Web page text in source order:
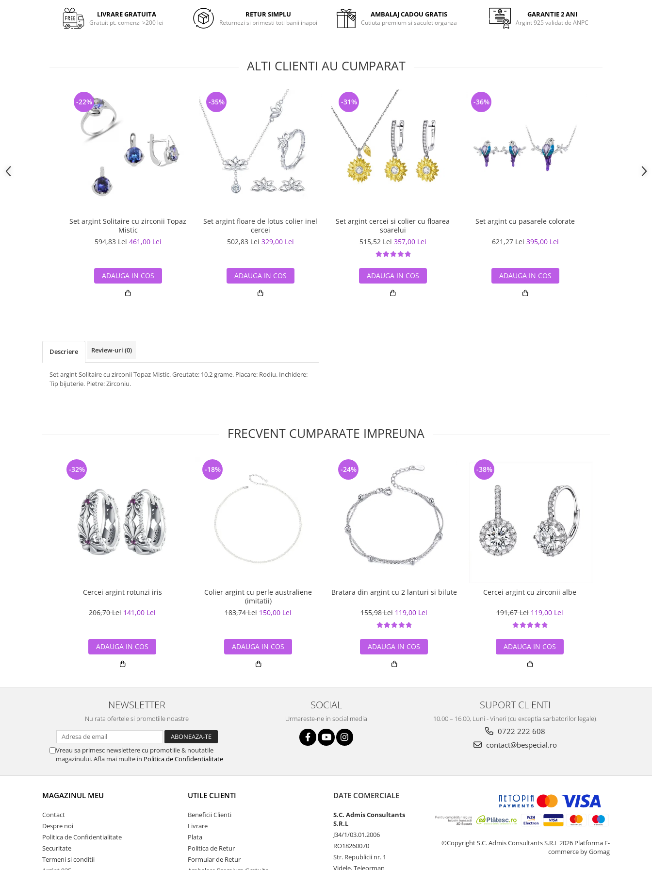
LIVRARE GRATUITA
Gratuit pt. comenzi >200 lei
RETUR SIMPLU
Returnezi si primesti toti banii inapoi
AMBALAJ CADOU GRATIS
Cutiuta premium si saculet organza
GARANTIE 2 ANI
Argint 925 validat de ANPC
ALTI CLIENTI AU CUMPARAT
Set argint Solitaire cu zirconii Topaz
Mistic
594,83 Lei 461,00 Lei
-22%
ADAUGA IN COS
Set argint floare de lotus colier inel
cercei
502,83 Lei 329,00 Lei
-35%
ADAUGA IN COS
Set argint cercei si colier cu floarea
soarelui
515,52 Lei 357,00 Lei
-31%
ADAUGA IN COS
Set argint cu pasarele colorate
621,27 Lei 395,00 Lei
-36%
ADAUGA IN COS
Descriere Review-uri (0)
Set argint Solitaire cu zirconii Topaz Mistic. Greutate: 10,2 grame. Placare: Rodiu. Inchidere:
Tip bijuterie. Pietre: Zirconiu.
FRECVENT CUMPARATE IMPREUNA
Cercei argint rotunzi iris
206,70 Lei 141,00 Lei
-32%
ADAUGA IN COS
Colier argint cu perle australiene
(imitatii)
183,74 Lei 150,00 Lei
-18%
ADAUGA IN COS
Bratara din argint cu 2 lanturi si bilute
155,98 Lei 119,00 Lei
-24%
ADAUGA IN COS
Cercei argint cu zirconii albe
191,67 Lei 119,00 Lei
-38%
ADAUGA IN COS
NEWSLETTER
Nu rata ofertele si promotiile noastre
Vreau sa primesc newslettere cu promotiile & noutatile
magazinului. Afla mai multe in Politica de Confidentialitate
SOCIAL
Urmareste-ne in social media
SUPORT CLIENTI
10.00 – 16.00, Luni - Vineri (cu exceptia sarbatorilor legale).
0722 222 608
contact@bespecial.ro
MAGAZINUL MEU
Contact
Despre noi
Politica de Confidentialitate
Securitate
Termeni si conditii
UTILE CLIENTI
Beneficii Clienti
Livrare
Plata
Politica de Retur
Formular de Retur
DATE COMERCIALE
S.C. Admis Consultants
S.R.L
J34/1/03.01.2006
RO18260070
Str. Republicii nr. 1
Videle, Teleorman
©Copyright S.C. Admis Consultants S.R.L 2026 Platforma E-
commerce by Gomag